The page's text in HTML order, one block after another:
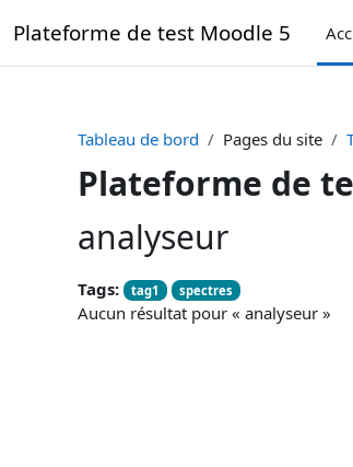
Plateforme de test Moodle 5
Tableau de bord Pages du site
Plateforme de
analyseur
Tags: tag1 spectres
Aucun résultat pour « analyseur »